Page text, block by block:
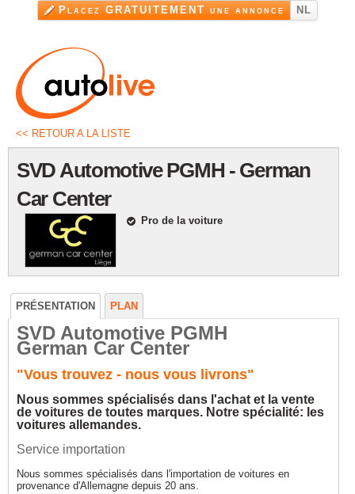
Aller au
contenu
principal
Placez GRATUITEMENT une annonce NL
<< RETOUR A LA LISTE
SVD Automotive PGMH - German
Car Center
Pro de la voiture
PRÉSENTATION PLAN
SVD Automotive PGMH
German Car Center
"Vous trouvez - nous vous livrons"
Nous sommes spécialisés dans l'achat et la vente
de voitures de toutes marques. Notre spécialité: les
voitures allemandes.
Service importation
Nous sommes spécialisés dans l'importation de voitures en
provenance d'Allemagne depuis 20 ans.